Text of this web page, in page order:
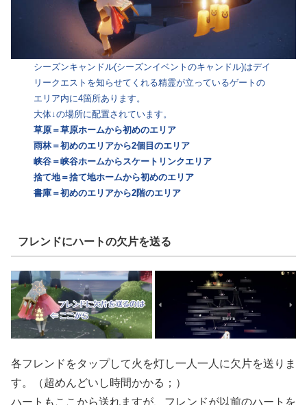
シーズンキャンドル(シーズンイベントのキャンドル)はデイ
リークエストを知らせてくれる精霊が立っているゲートの
エリア内に4箇所あります。
大体↓の場所に配置されています。
草原＝草原ホームから初めのエリア
雨林＝初めのエリアから2個目のエリア
峡谷＝峡谷ホームからスケートリンクエリア
捨て地＝捨て地ホームから初めのエリア
書庫＝初めのエリアから2階のエリア
フレンドにハートの欠片を送る
各フレンドをタップして火を灯し一人一人に欠片を送りま
す。（超めんどいし時間かかる；）
ハートもここから送れますが、フレンドが以前のハートを